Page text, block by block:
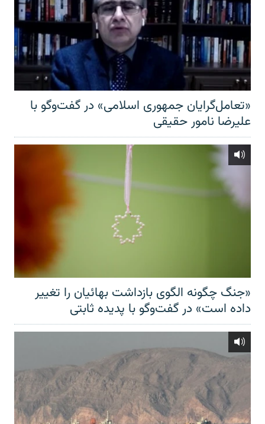
«تعامل‌گرایان جمهوری اسلامی» در گفت‌وگو با
علیرضا نامور حقیقی
«جنگ چگونه الگوی بازداشت بهائیان را تغییر
داده است» در گفت‌وگو با پدیده ثابتی